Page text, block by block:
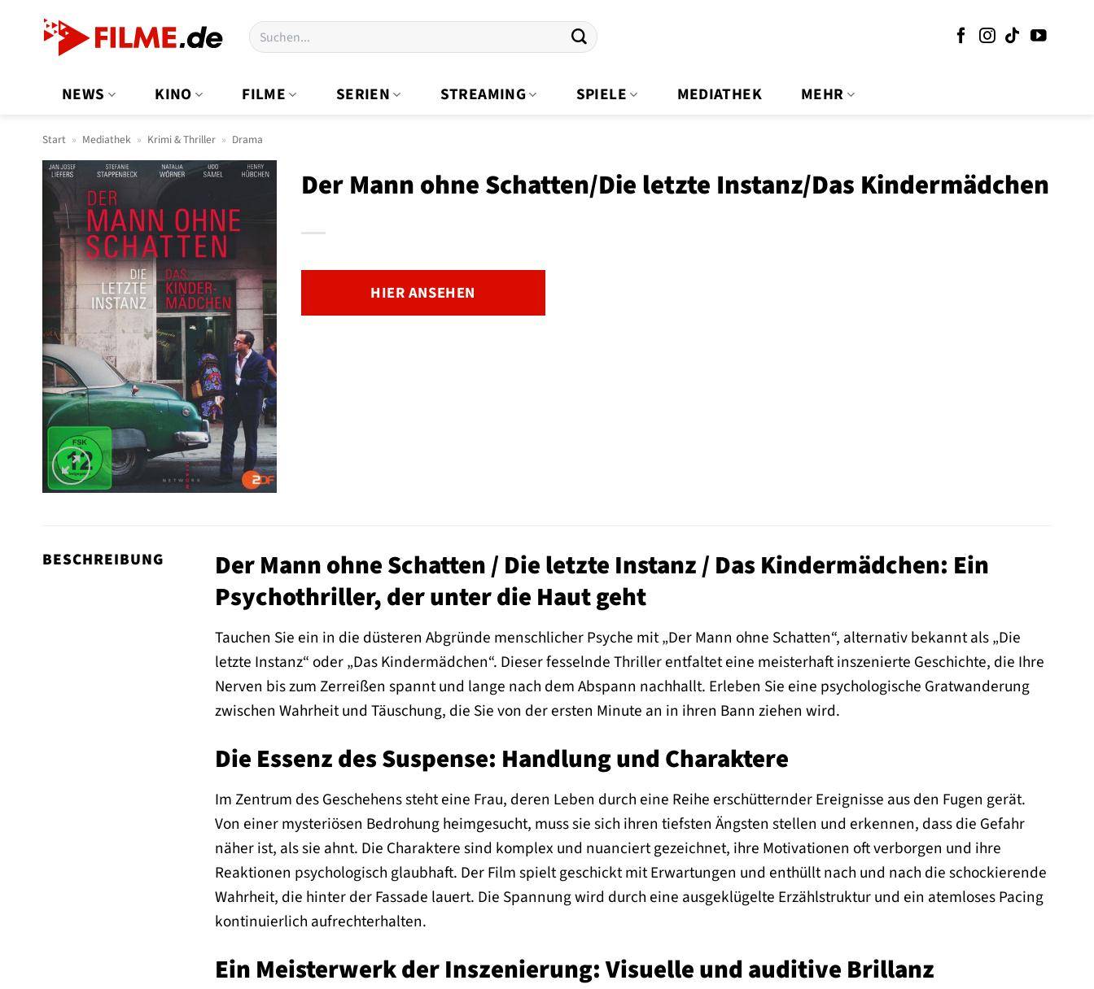
Suchen
nach:
NEWS KINO FILME SERIEN STREAMING SPIELE MEDIATHEK MEHR
Start » Mediathek » Krimi & Thriller » Drama
Der Mann ohne Schatten/Die letzte Instanz/Das Kindermädchen
HIER ANSEHEN
BESCHREIBUNG
Der Mann ohne Schatten / Die letzte Instanz / Das Kindermädchen: Ein
Psychothriller, der unter die Haut geht
Tauchen Sie ein in die düsteren Abgründe menschlicher Psyche mit „Der Mann ohne Schatten“, alternativ bekannt als „Die
letzte Instanz“ oder „Das Kindermädchen“. Dieser fesselnde Thriller entfaltet eine meisterhaft inszenierte Geschichte, die Ihre
Nerven bis zum Zerreißen spannt und lange nach dem Abspann nachhallt. Erleben Sie eine psychologische Gratwanderung
zwischen Wahrheit und Täuschung, die Sie von der ersten Minute an in ihren Bann ziehen wird.
Die Essenz des Suspense: Handlung und Charaktere
Im Zentrum des Geschehens steht eine Frau, deren Leben durch eine Reihe erschütternder Ereignisse aus den Fugen gerät.
Von einer mysteriösen Bedrohung heimgesucht, muss sie sich ihren tiefsten Ängsten stellen und erkennen, dass die Gefahr
näher ist, als sie ahnt. Die Charaktere sind komplex und nuanciert gezeichnet, ihre Motivationen oft verborgen und ihre
Reaktionen psychologisch glaubhaft. Der Film spielt geschickt mit Erwartungen und enthüllt nach und nach die schockierende
Wahrheit, die hinter der Fassade lauert. Die Spannung wird durch eine ausgeklügelte Erzählstruktur und ein atemloses Pacing
kontinuierlich aufrechterhalten.
Ein Meisterwerk der Inszenierung: Visuelle und auditive Brillanz